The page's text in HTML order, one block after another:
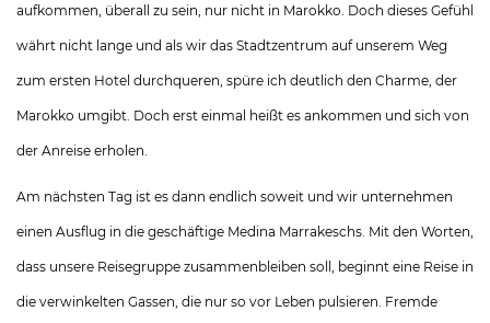
aufkommen, überall zu sein, nur nicht in Marokko. Doch dieses Gefühl
währt nicht lange und als wir das Stadtzentrum auf unserem Weg
zum ersten Hotel durchqueren, spüre ich deutlich den Charme, der
Marokko umgibt. Doch erst einmal heißt es ankommen und sich von
der Anreise erholen.
Am nächsten Tag ist es dann endlich soweit und wir unternehmen
einen Ausflug in die geschäftige Medina Marrakeschs. Mit den Worten,
dass unsere Reisegruppe zusammenbleiben soll, beginnt eine Reise in
die verwinkelten Gassen, die nur so vor Leben pulsieren. Fremde